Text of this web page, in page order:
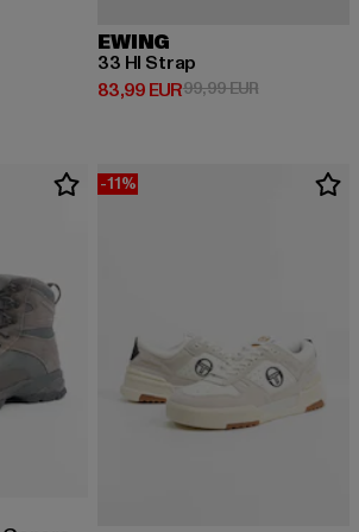
EUR 89,99 EUR
EWING
33 HI Strap
83,99 EUR
Ajankohtainen hinta: 83,99 EUR
99,99 EUR
-11%